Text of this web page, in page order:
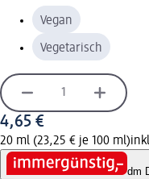
Vegan
Vegetarisch
4,65 €
20 ml (23,25 € je 100 ml)
dm